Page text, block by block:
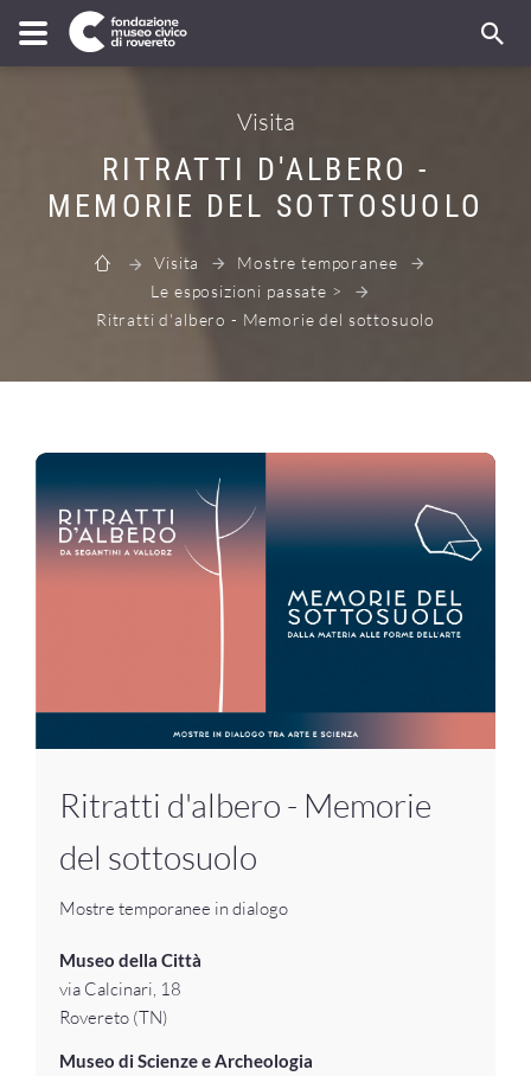
Visita
RITRATTI D'ALBERO -
MEMORIE DEL SOTTOSUOLO
Visita
Mostre temporanee
Le esposizioni passate >
Ritratti d'albero - Memorie del sottosuolo
Ritratti d'albero - Memorie
del sottosuolo
Mostre temporanee in dialogo
Museo della Città
via Calcinari, 18
Rovereto (TN)
Museo di Scienze e Archeologia